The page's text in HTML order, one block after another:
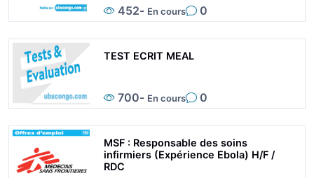
452- En cours 0
TEST ECRIT MEAL
700- En cours 0
MSF : Responsable des soins
infirmiers (Expérience Ebola) H/F /
RDC